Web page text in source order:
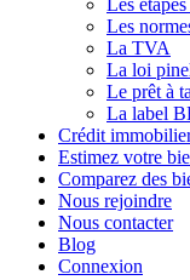
Les
Les
La TVA
La loi
Le prêt à
La label
Crédit
Estimez votre
Comparez des
Nous rejoindre
Nous contacter
Blog
Connexion